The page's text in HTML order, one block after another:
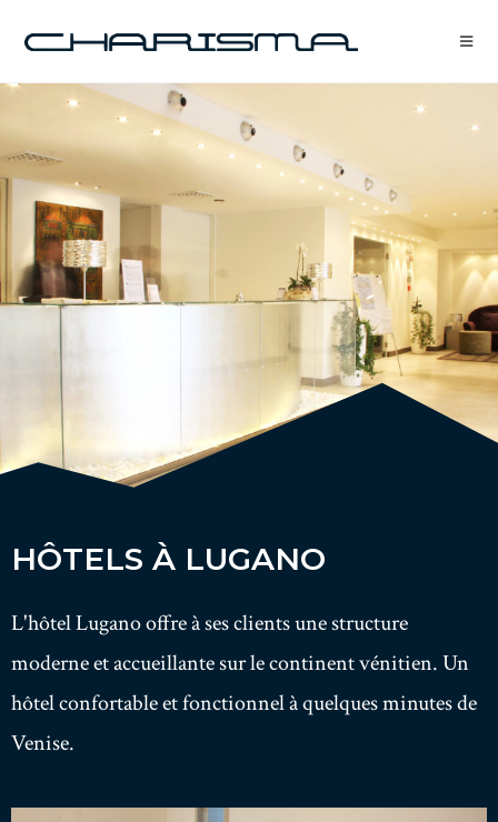
HÔTELS À LUGANO
L'hôtel Lugano offre à ses clients une structure
moderne et accueillante sur le continent vénitien. Un
hôtelconfortable et fonctionnel à quelques minutes de
Venise.